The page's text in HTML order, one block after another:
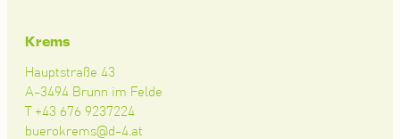
Krems
Hauptstraße 43
A-3494 Brunn im Felde
T +43 676 9237224
buerokrems@d-4.at